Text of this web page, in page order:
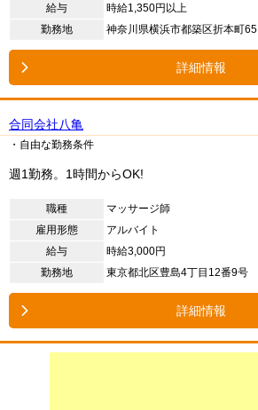
給与
時給1,350円以上
勤務地
神奈川県横浜市都築区折本町65
詳細情報
合同会社八亀
・自由な勤務条件
週1勤務。1時間からOK!
職種
マッサージ師
雇用形態
アルバイト
給与
時給3,000円
勤務地
東京都北区豊島4丁目12番9号
詳細情報